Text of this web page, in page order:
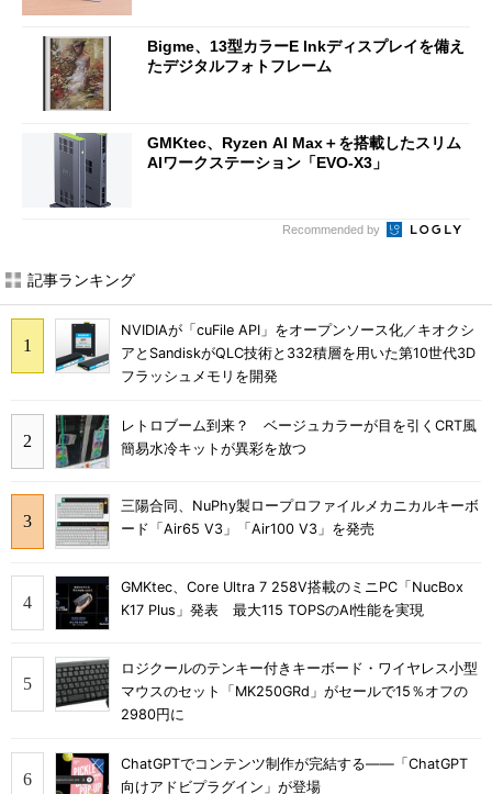
Bigme、13型カラーE Inkディスプレイを備え
たデジタルフォトフレーム
GMKtec、Ryzen AI Max＋を搭載したスリム
AIワークステーション「EVO-X3」
Recommended by
記事ランキング
NVIDIAが「cuFile API」をオープンソース化／キオクシ
アとSandiskがQLC技術と332積層を用いた第10世代3D
フラッシュメモリを開発
レトロブーム到来？ ベージュカラーが目を引くCRT風
簡易水冷キットが異彩を放つ
三陽合同、NuPhy製ロープロファイルメカニカルキーボ
ード「Air65 V3」「Air100 V3」を発売
GMKtec、Core Ultra 7 258V搭載のミニPC「NucBox
K17 Plus」発表 最大115 TOPSのAI性能を実現
ロジクールのテンキー付きキーボード・ワイヤレス小型
マウスのセット「MK250GRd」がセールで15％オフの
2980円に
ChatGPTでコンテンツ制作が完結する――「ChatGPT
向けアドビプラグイン」が登場